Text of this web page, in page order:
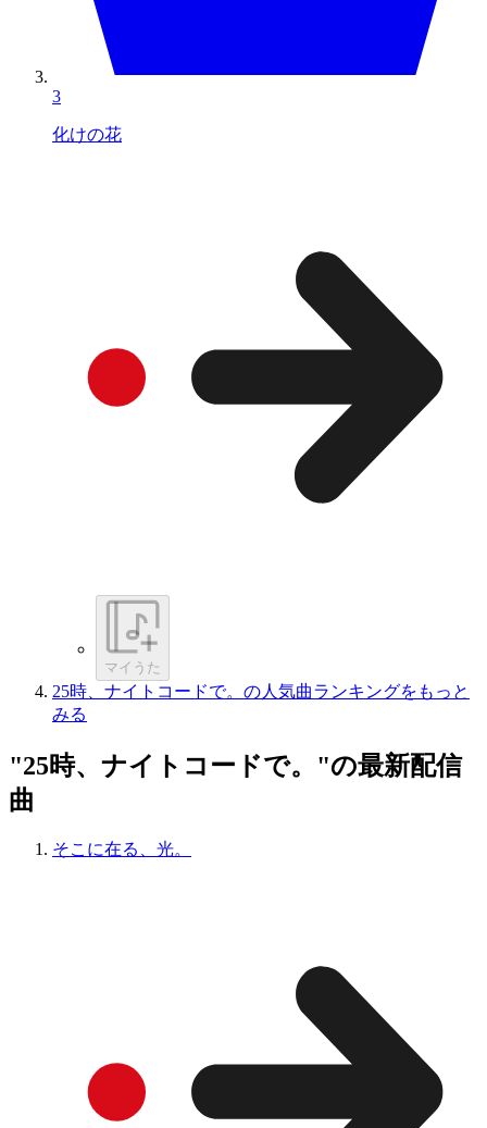
3
化けの花
マイうた
25時、ナイトコードで。の人気曲ランキングをもっと
みる
"25時、ナイトコードで。"の最新配信
曲
そこに在る、光。